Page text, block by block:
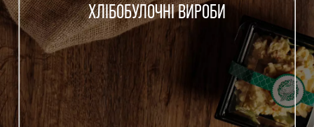
ХЛІБОБУЛОЧНІ ВИРОБИ